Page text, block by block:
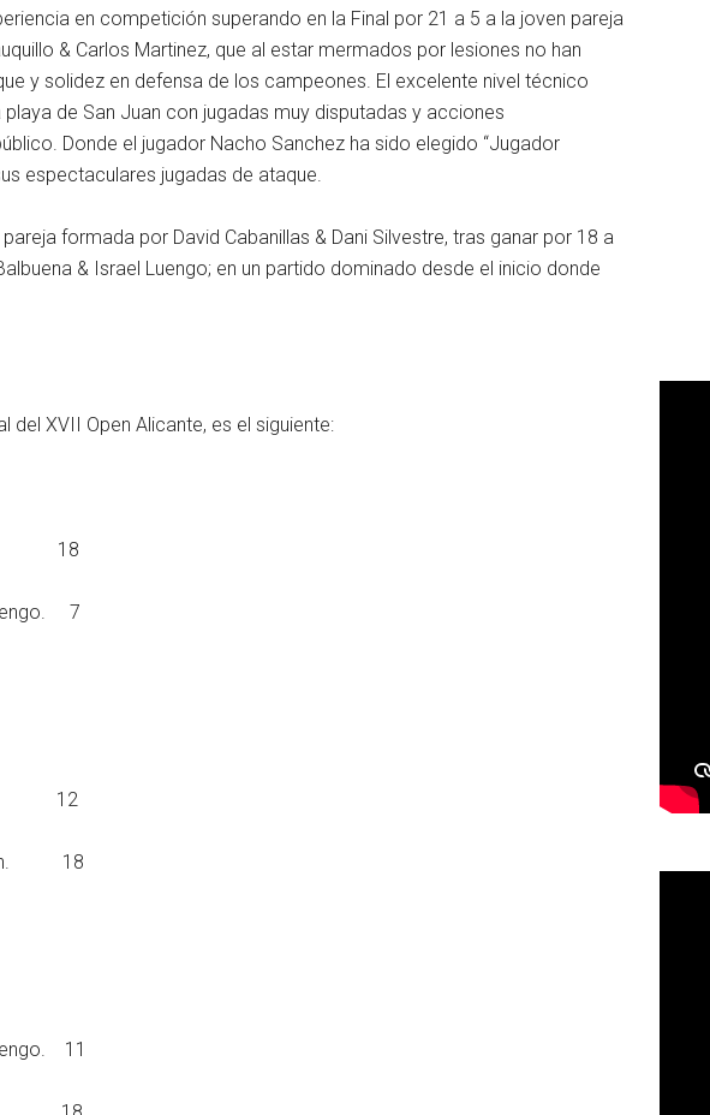
en competición superando en la Final por 21 a 5 a la joven pareja
& Carlos Martinez, que al estar mermados por lesiones no han
y solidez en defensa de los campeones. El excelente nivel técnico
de San Juan con jugadas muy disputadas y acciones
Donde el jugador Nacho Sanchez ha sido elegido “Jugador
espectaculares jugadas de ataque.
formada por David Cabanillas & Dani Silvestre, tras ganar por 18 a
& Israel Luengo; en un partido dominado desde el inicio donde
del XVII Open Alicante, es el siguiente:
18
7
12
18
11